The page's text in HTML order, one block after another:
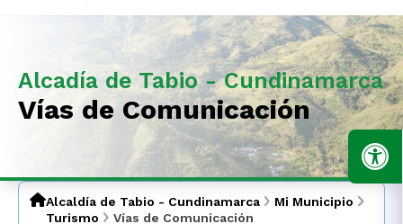
Alcadía de Tabio - Cundinamarca
Vías de Comunicación
Alcaldía de Tabio - Cundinamarca
Mi Municipio
Turismo
Vías de Comunicación